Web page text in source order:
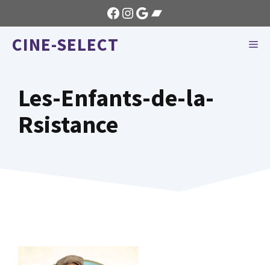
au
contenu
Facebook
Instagram
GoogleBandcamp
CINE-SELECT
Les-Enfants-de-la-
Rsistance